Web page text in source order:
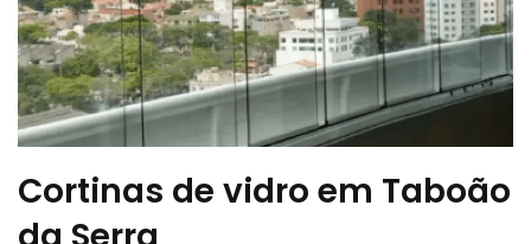
Cortinas de vidro em Taboão